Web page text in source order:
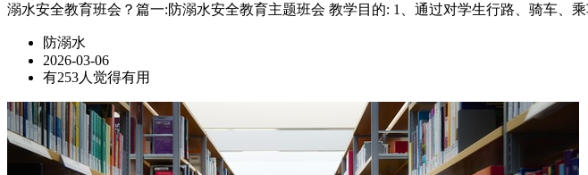
溺水安全教育班会？篇一:防溺水安全教育主题班会 教学目的: 1、通过对学生行路、骑车、
防溺水
2026-03-06
有253人觉得有用